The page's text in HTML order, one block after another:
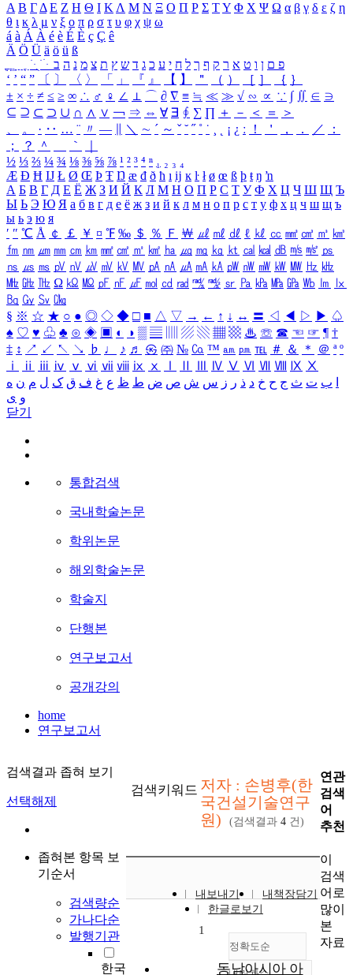
Α Β ΓΔ Ε Ζ Η Θ Ι ΚΛ Μ Ν Ξ Ο Π Ρ Σ ΤΥ Φ Χ Ψ Ω α β γ δ ε ζ η
θ ι κ λ μ ν ξ ο π ρ σ τ υ φ χ ψ ω
á à Á À é è É È ç Ç ê
Ä Ö Ü ä ö ü ß
ִֶֹ ֻּ ׁׂ פ ם ן ו ט א ר ק ף ך ל ח י ע כ ג ד ש ץ ת צ מ נ ה ב
‘ ’ “ ” 〔 〕 〈 〉 「 」 『 』 【 】 ＂ （ ） ［ ］ ｛ ｝
± × ÷ ≠ ≤ ≥ ∞ ∴ ♂ ♀ ∠ ⊥ ⌒ ∂ ∇ ≡ ≒ ≪ ≫ √ ∽ ∝ ∵ ∫ ∬ ∈ ∋
⊆ ⊇ ⊂ ⊃ ∪ ∩ ∧ ∨ ￢ ⇒ ⇔ ∀ ∃ ∮ ∑ ∏ ＋ － ＜ ＝
＞
、
。 · ‥ … ¨ 〃 ― ＼ ∼ ´ ～ ˇ ˘ ˝ ˚ ˙ ¸ ¡ ¿ ː ！ ＇ ， ． ／
：
；
？ ＾ ｀
½ ⅓ ⅔ ¼ ¾ ⅛ ⅜ ⅝ ⅞ ¹ ² ³ ⁴ ⁿ ₁ ₂ ₃ ₄
Æ Ð Ħ Ĳ Ł Ø Œ Þ Ŧ Ŋ æ đ ð ħ ı ĳ ĸ ŀ ł ø œ ß þ ŧ ŋ ŉ
А Б В Г Д Е Ё Ж З И Й К Л М Н О П Р С Т У Ф Х Ц Ч Ш Щ Ъ
Ы Ь Э Ю Я а б в г д е ё ж з и й к л м н о п р с т у ф х ц ч ш щ ъ
ы ь э ю я
′ ″ ℃ Å ￠ ￡ ￥ ¤ ℉ ‰ ＄ ％ Ｆ ￦ ㎕ ㎖ ㎗ ℓ ㎘ ㏄ ㎣ ㎤ ㎥ ㎦
㎙ ㎚ ㎛ ㎜ ㎝ ㎞ ㎟ ㎠ ㎡ ㎢ ㏊ ㎍ ㎎ ㎏ ㏏ ㎈ ㎉ ㏈ ㎧ ㎨ ㎰
㎱ ㎲ ㎳ ㎴ ㎵ ㎶ ㎷ ㎸ ㎹ ㎀ ㎁ ㎂ ㎃ ㎄ ㎺ ㎻ ㎽ ㎾ ㎿ ㎐ ㎑
㎒ ㎓ ㎔ Ω ㏀ ㏁ ㎊ ㎋ ㎌ ㏖ ㏅ ㎭ ㎮ ㎯ ㏛ ㎩ ㎪ ㎫ ㎬ ㏝ ㏐
㏓
㏃ ㏉ ㏜ ㏆
§ ※ ☆ ★ ○ ● ◎ ◇ ◆ □ ■ △ ▽ → ← ↑ ↓ ↔ 〓 ◁ ◀ ▷ ▶ ♤
♠ ♡ ♥ ♧ ♣ ⊙ ◈ ▣ ◐ ◑ ▒ ▤ ▨ ▧ ▦ ▩ ♨ ☏ ☎ ☜ ☞ ¶ †
‡ ↕ ↗ ↙ ↖ ↘ ♭ ♩ ♪ ♬ ㉿ ㈜ № ㏇ ™ ㏂ ㏘ ℡ ＃ ＆ ＊ ＠ ª º
ⅰ
ⅱ ⅲ ⅳ ⅴ ⅵ ⅶ ⅷ ⅸ ⅹ Ⅳ Ⅴ Ⅵ Ⅶ Ⅷ Ⅸ Ⅹ
ب ت ث ج ح خ د ذ ر ز س ش ص ض ط ظ ع غ ف ق ک ل م ن ه
و ی
닫기
통합검색
국내학술논문
학위논문
해외학술논문
학술지
단행본
연구보고서
공개강의
home
연구보고서
검색결과 좁혀 보기
선택해제
좁혀본 항목 보
기순서
검색량순
가나다순
발행기관
한국
검색키워드 저자 : 손병후(한
국건설기술연구
원)
(검색결과 4 건)
내보내기
내책장담기
한글로보기
정확도순
1
동남아시아 아
연관
검색
어
추천
이
검색
어로
많이
본
자료